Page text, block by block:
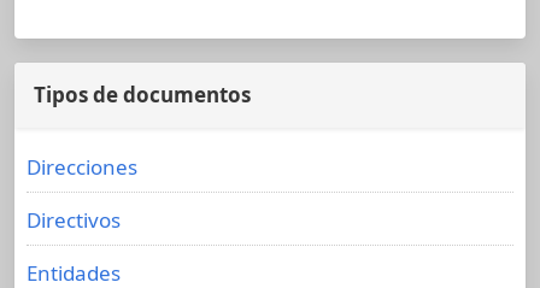
Tipos de documentos
Direcciones
Directivos
Entidades